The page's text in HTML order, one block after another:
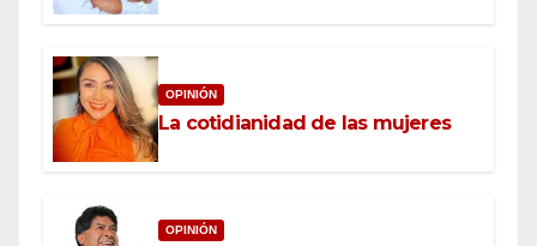
OPINIÓN
La cotidianidad de las mujeres
OPINIÓN